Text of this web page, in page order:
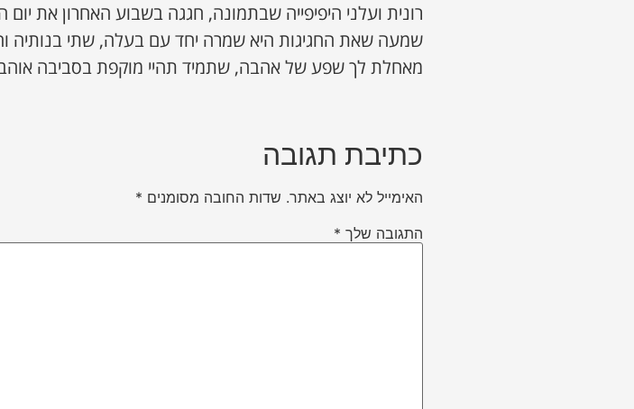
רונית ועלני היפיפייה שבתמונה, חגגה בשבוע האחרון את יום
שמעה שאת החגיגות היא שמרה יחד עם בעלה, שתי בנותיה
מאחלת לך שפע של אהבה, שתמיד תהיי מוקפת בסביבה
כתיבת תגובה
האימייל לא יוצג באתר. שדות החובה מסומנים *
התגובה שלך *